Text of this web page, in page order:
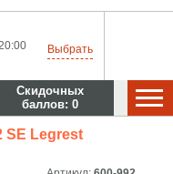
Выбрать
Скидочных
баллов: 0
SE Legrest